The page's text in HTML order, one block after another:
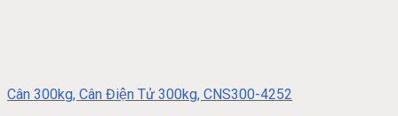
Cân 300kg, Cân Điện Tử 300kg, CNS300-4252